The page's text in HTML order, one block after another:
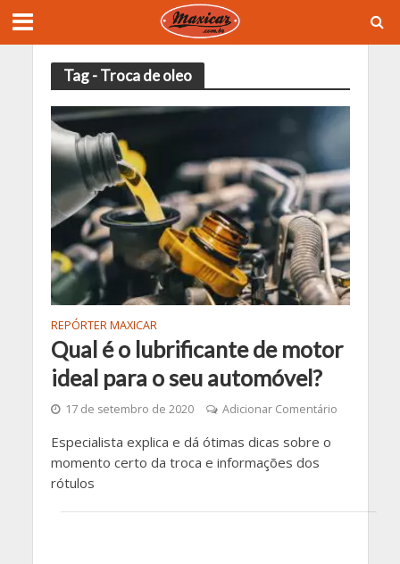
Tag - Troca de oleo
REPÓRTER MAXICAR
Qual é o lubrificante de motor
ideal para o seu automóvel?
17 de setembro de 2020 Adicionar Comentário
Especialista explica e dá ótimas dicas sobre o
momento certo da troca e informações dos
rótulos